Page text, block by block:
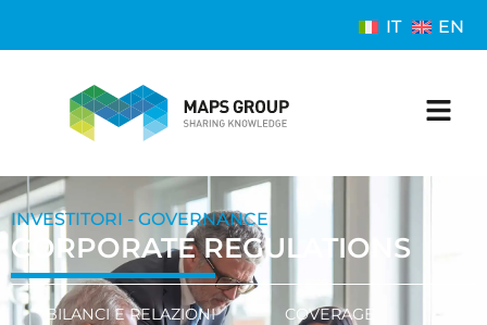
IT EN
INVESTITORI - GOVERNANCE
CORPORATE REGULATIONS
BILANCI E RELAZIONI COVERAGE